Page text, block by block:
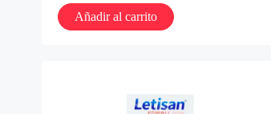
Añadir al carrito